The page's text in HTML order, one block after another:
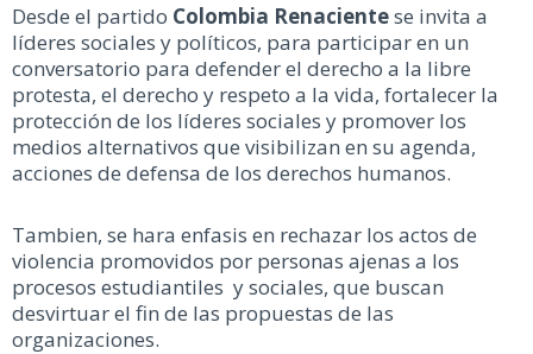
Desde el partido Colombia Renacientese invita a
líderes sociales y políticos, para participar en un
conversatorio para defender el derecho a la libre
protesta, el derecho y respeto a la vida, fortalecer la
protección de los líderes sociales y promover los
medios alternativos que visibilizan en su agenda,
acciones de defensa de los derechos humanos.
Tambien, se hara enfasis en rechazar los actos de
violencia promovidos por personas ajenas a los
procesos estudiantiles y sociales, que buscan
desvirtuar el fin de las propuestas de las
organizaciones.